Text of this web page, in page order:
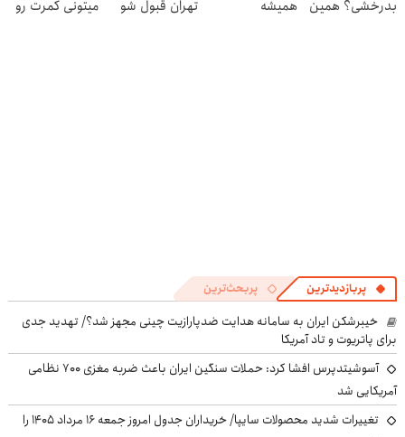
بدرخشی؟ همین
همیشه
تهران قبول شو
میتونی کمرت رو
پربازدیدترین پربحث‌ترین
خیبرشکن ایران به سامانه هدایت ضدپارازیت چینی مجهز شد؟/ تهدید جدی
برای پاتریوت و تاد آمریکا
آسوشیتدپرس افشا کرد: حملات سنگین ایران باعث ضربه مغزی ۷۰۰ نظامی
آمریکایی شد
تغییرات شدید محصولات سایپا/ خریداران جدول امروز جمعه ۱۶ مرداد ۱۴۰۵ را